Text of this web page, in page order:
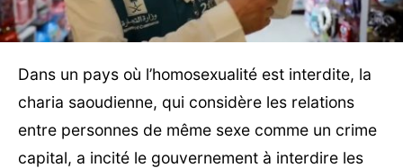
Dans un pays où l’homosexualité est interdite, la
charia saoudienne, qui considère les relations
entre personnes de même sexe comme un crime
capital, a incité le gouvernement à interdire les